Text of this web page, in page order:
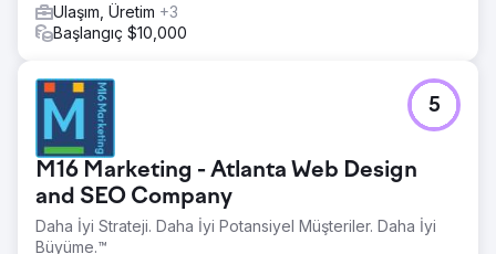
Ulaşım, Üretim +3
Başlangıç $10,000
M16 Marketing - Atlanta Web Design
and SEO Company
Daha İyi Strateji. Daha İyi Potansiyel Müşteriler. Daha İyi
Büyüme.™
5